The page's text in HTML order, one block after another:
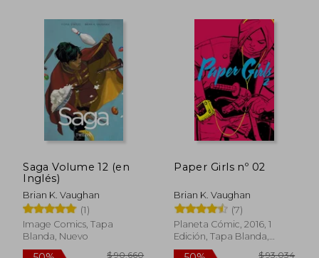
40%
dcto.
$ 56.623
$ 33.974
10%
dcto.
Saga Volume 12 (en
Inglés)
Brian K. Vaughan
(1)
Image Comics, Tapa
Blanda, Nuevo
Paper Girls nº 02
Brian K. Vaughan
(7)
Planeta Cómic, 2016, 1
Edición, Tapa Blanda,
Usado